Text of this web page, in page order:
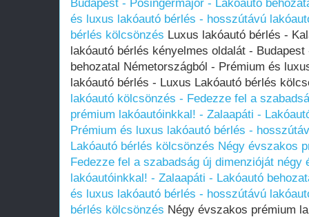
Budapest - Pösingermajor - Lakóautó
és luxus lakóautó bérlés - hosszútávú
bérlés kölcsönzés Luxus lakóautó bérlés -
lakóautó bérlés kényelmes oldalát -
behozatal Németországból - Prémium és
lakóautó bérlés - Luxus Lakóautó bérlés
lakóautó kölcsönzés - Fedezze fel a
prémium lakóautóinkkal! - Zalaapáti -
Prémium és luxus lakóautó bérlés -
Lakóautó bérlés kölcsönzés Négy évszakos
Fedezze fel a szabadság új dimenzióját négy
lakóautóinkkal! - Zalaapáti - Lakóautó
és luxus lakóautó bérlés - hosszútávú
bérlés kölcsönzés Négy évszakos prémium